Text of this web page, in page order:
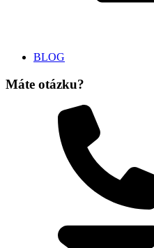
BLOG
Máte otázku?